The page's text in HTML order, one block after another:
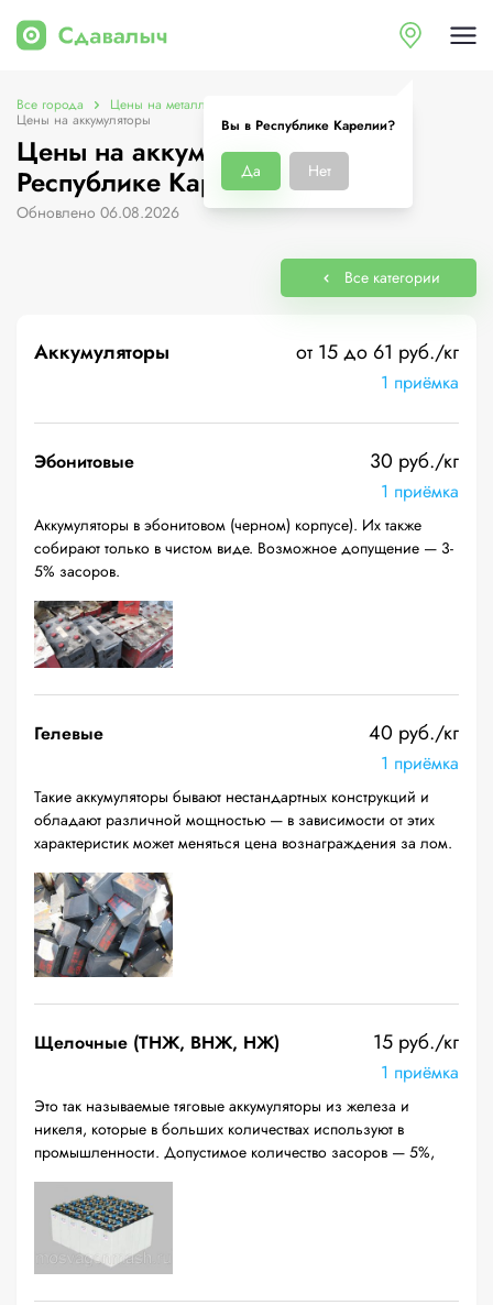
Вы в Республике Карелии?
Да Нет
Все города Цены на металлолом в Республике Карелии
Цены на аккумуляторы
Цены на аккумуляторы в
Республике Карелии
Обновлено 06.08.2026
Все категории
Аккумуляторы от 15 до 61 руб./кг
1 приёмка
Эбонитовые 30 руб./кг
1 приёмка
Аккумуляторы в эбонитовом (черном) корпусе). Их также
собирают только в чистом виде. Возможное допущение — 3-
5% засоров.
Гелевые 40 руб./кг
1 приёмка
Такие аккумуляторы бывают нестандартных конструкций и
обладают различной мощностью — в зависимости от этих
характеристик может меняться цена вознаграждения за лом.
Щелочные (ТНЖ, ВНЖ, НЖ) 15 руб./кг
1 приёмка
Это так называемые тяговые аккумуляторы из железа и
никеля, которые в больших количествах используют в
промышленности. Допустимое количество засоров — 5%,